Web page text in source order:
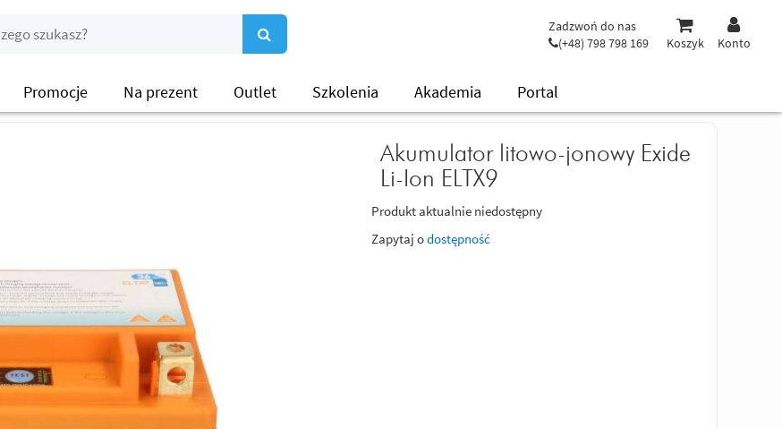
Zadzwoń do nas
(+48) 798 798 169
Koszyk Konto
Promocje Na prezent Outlet Szkolenia Akademia Portal
Akumulator litowo-jonowy Exide
Li-Ion ELTX9
Produkt aktualnie niedostępny
Zapytaj odostępność